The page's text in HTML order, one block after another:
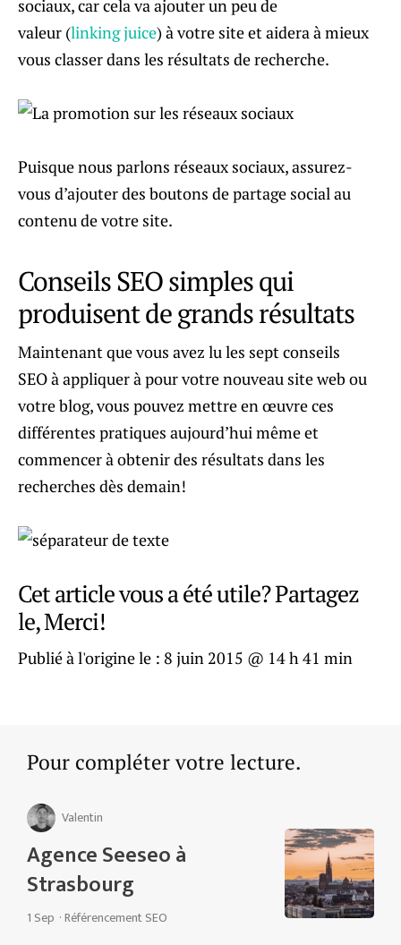
sociaux, car cela va ajouter un peu de
valeur (linking juice) à votre site et aidera à mieux
vous classer dans les résultats de recherche.
Puisque nous parlons réseaux sociaux, assurez-
vous d’ajouter des boutons de partage social au
contenu de votre site.
Conseils SEO simples qui
produisent de grands résultats
Maintenant que vous avez lu les sept conseils
SEO à appliquer à pour votre nouveau site web ou
votre blog, vous pouvez mettre en œuvre ces
différentes pratiques aujourd’hui même et
commencer à obtenir des résultats dans les
recherches dès demain!
Cet article vous a été utile? Partagez
le, Merci!
Publié à l'origine le : 8 juin 2015 @ 14 h 41 min
Pour compléter votre lecture.
Valentin
Agence Seeseo à
Strasbourg
1 Sep ·Référencement SEO